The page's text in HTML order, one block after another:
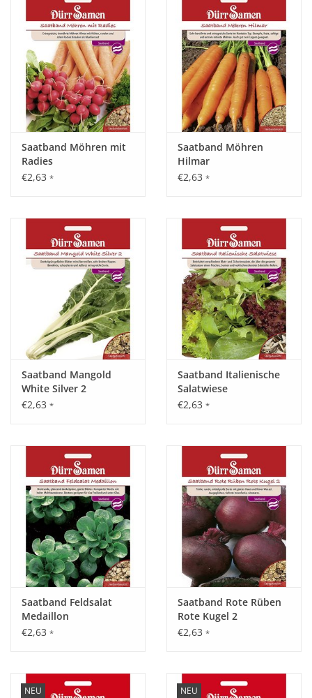
Saatband Möhren mit
Radies
€2,63 *
Saatband Möhren
Hilmar
€2,63 *
Saatband Mangold
White Silver 2
€2,63 *
Saatband Italienische
Salatwiese
€2,63 *
Saatband Feldsalat
Medaillon
€2,63 *
Saatband Rote Rüben
Rote Kugel 2
€2,63 *
NEU NEU